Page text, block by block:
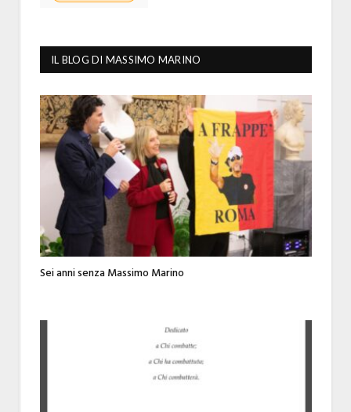
IL BLOG DI MASSIMO MARINO
Sei anni senza Massimo Marino